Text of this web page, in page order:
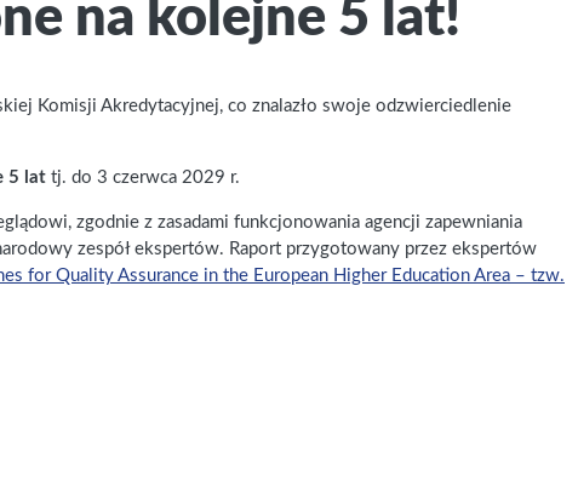
na kolejne 5 lat!
Komisji Akredytacyjnej, co znalazło swoje odzwierciedlenie
5 lat tj. do 3 czerwca 2029 r.
zgodnie z zasadami funkcjonowania agencji zapewniania
zespół ekspertów. Raport przygotowany przez ekspertów
for Quality Assurance in the European Higher Education Area – tzw.